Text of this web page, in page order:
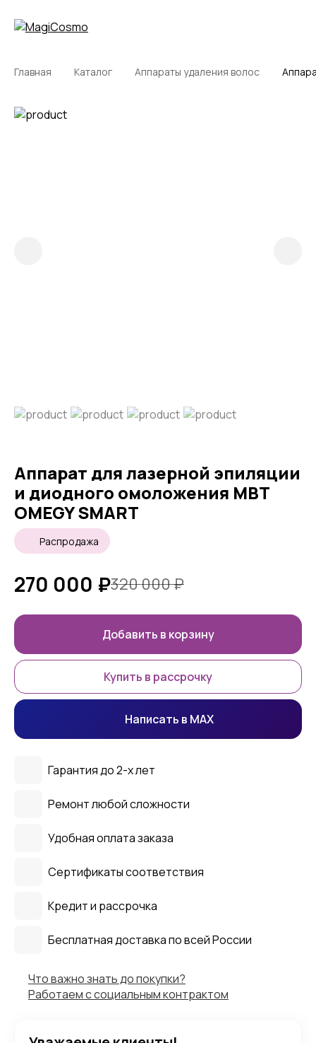
Главная Каталог Аппараты удаления волос
Аппарат для лазерной эпиляции
и диодного омоложения MBT
OMEGY SMART
Распродажа
270 000 ₽320 000₽
Добавить в корзину
Купить в рассрочку
Написать в MAX
Гарантия до 2-х лет
Ремонт любой сложности
Удобная оплата заказа
Сертификаты соответствия
Кредит и рассрочка
Бесплатная доставка по всей России
Что важно знать до покупки?
Работаем с социальным контрактом